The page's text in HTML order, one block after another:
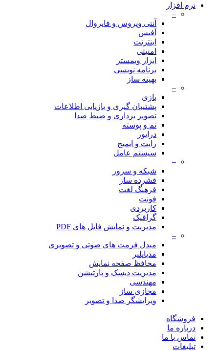
نرم افزار
–
آنتی ویروس و فایروال
آفیس
اینترنت
امنیتی
ابزار وبمستر
برنامه نویسی
بهینه ساز
–
بازی
پشتیبان گیری و بازیابی اطلاعات
تصویر برداری و ضبط صدا
تم و پوسته
درایور
رایت و ایمیج
سیستم عامل
–
شبکه و سرور
فشرده ساز
فرهنگ لغت
فونت
کاربردی
گرافیک
مدیریت و نمایش فایل های PDF
–
مبدل فرمت های صوتی و تصویری
مدیاپلیر
محافظ صفحه نمایش
مدیریت دیسک و پارتیشن
مهندسی
مجازی ساز
ویرایشگر صدا و تصویر
فروشگاه
درباره ما
تماس با ما
تبلیغات